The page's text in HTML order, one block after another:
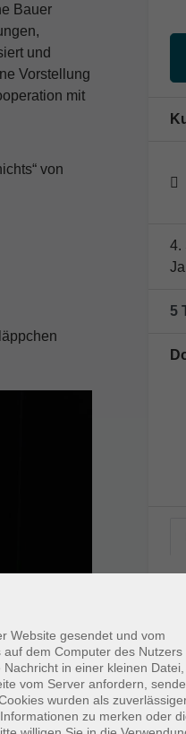
Bauer
und
Vorstellung
mit
von
4.
5
Website gesendet und vom
dem Computer des Nutzers
in einer kleinen Datei,
vom Server anfordern,
wurden als
zu merken oder